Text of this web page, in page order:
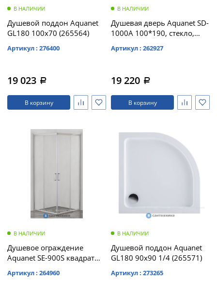
В НАЛИЧИИ
Душевой поддон Aquanet
GL180 100x70 (265564)
Артикул : 276400
19 023 a
В корзину
В НАЛИЧИИ
Душевая дверь Aquanet SD-
1000A 100*190, стекло,
Артикул : 262927
19 220 a
В корзину
В НАЛИЧИИ
Душевое ограждение
Aquanet SE-900S квадрат
прозр. (270063)
Артикул : 264960
В НАЛИЧИИ
Душевой поддон Aquanet
GL180 90x90 1/4 (265571)
Артикул : 273265